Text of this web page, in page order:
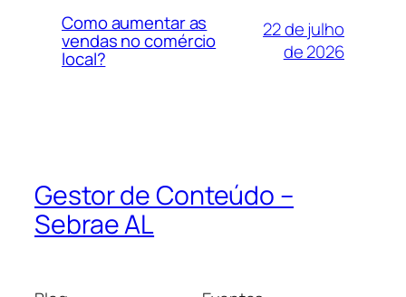
Como aumentar as
vendas no comércio
local?
22 de julho
de 2026
Gestor de Conteúdo –
Sebrae AL